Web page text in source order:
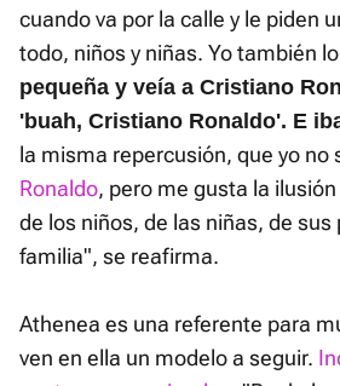
cuando va por la calle y le piden
todo, niños y niñas. Yo también
pequeña y veía a Cristiano
'buah, Cristiano Ronaldo'. E
la misma repercusión, que yo no
Ronaldo, pero me gusta la
de los niños, de las niñas, de sus
familia", se reafirma.
Athenea es una referente para
ven en ella un modelo a seguir.